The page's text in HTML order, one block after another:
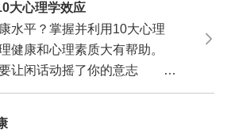
大心理学效应
水平？掌握并利用10大心理
健康和心理素质大有帮助。
让闲话动摇了你的意志 即